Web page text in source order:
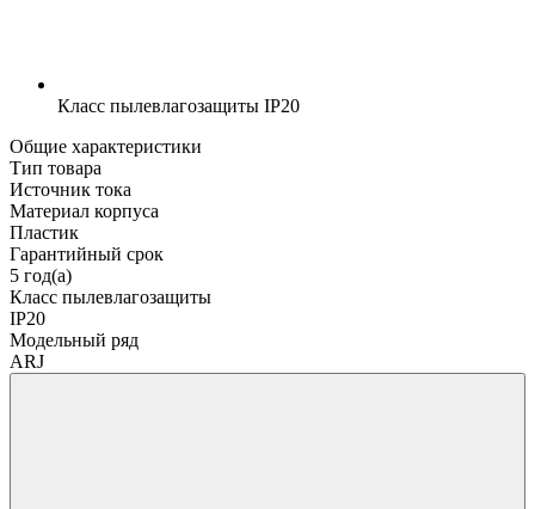
Класс пылевлагозащиты IP20
Общие характеристики
Тип товара
Источник тока
Материал корпуса
Пластик
Гарантийный срок
5 год(а)
Класс пылевлагозащиты
IP20
Модельный ряд
ARJ